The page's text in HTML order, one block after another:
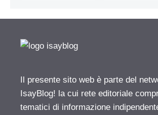
Il presente sito web è parte del
IsayBlog! la cui rete editoriale
tematici di informazione